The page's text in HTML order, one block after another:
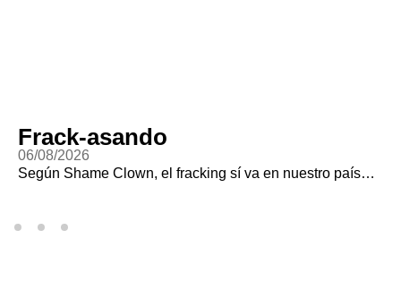
Frack-asando
06/08/2026
Según Shame Clown, el fracking sí va en nuestro país…